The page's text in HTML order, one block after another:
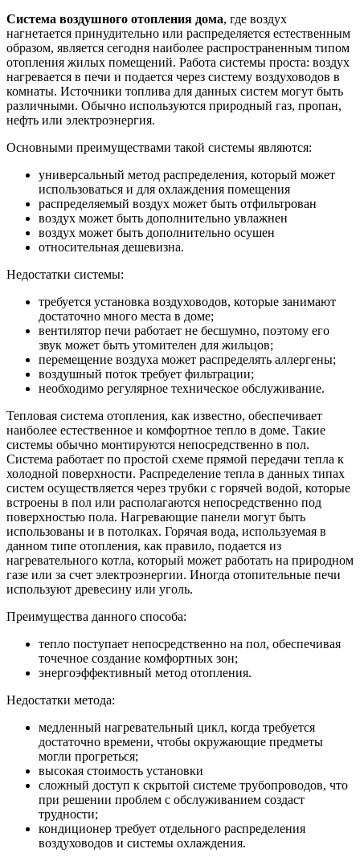
Система воздушного отопления дома, где воздух
нагнетается принудительно или распределяется естественным
образом, является сегодня наиболее распространенным типом
отопления жилых помещений. Работа системы проста: воздух
нагревается в печи и подается через систему воздуховодов в
комнаты. Источники топлива для данных систем могут быть
различными. Обычно используются природный газ, пропан,
нефть или электроэнергия.
Основными преимуществами такой системы являются:
универсальный метод распределения, который может
использоваться и для охлаждения помещения
распределяемый воздух может быть отфильтрован
воздух может быть дополнительно увлажнен
воздух может быть дополнительно осушен
относительная дешевизна.
Недостатки системы:
требуется установка воздуховодов, которые занимают
достаточно много места в доме;
вентилятор печи работает не бесшумно, поэтому его
звук может быть утомителен для жильцов;
перемещение воздуха может распределять аллергены;
воздушный поток требует фильтрации;
необходимо регулярное техническое обслуживание.
Тепловая система отопления, как известно, обеспечивает
наиболее естественное и комфортное тепло в доме. Такие
системы обычно монтируются непосредственно в пол.
Система работает по простой схеме прямой передачи тепла к
холодной поверхности. Распределение тепла в данных типах
систем осуществляется через трубки с горячей водой, которые
встроены в пол или располагаются непосредственно под
поверхностью пола. Нагревающие панели могут быть
использованы и в потолках. Горячая вода, используемая в
данном типе отопления, как правило, подается из
нагревательного котла, который может работать на природном
газе или за счет электроэнергии. Иногда отопительные печи
используют древесину или уголь.
Преимущества данного способа:
тепло поступает непосредственно на пол, обеспечивая
точечное создание комфортных зон;
энергоэффективный метод отопления.
Недостатки метода:
медленный нагревательный цикл, когда требуется
достаточно времени, чтобы окружающие предметы
могли прогреться;
высокая стоимость установки
сложный доступ к скрытой системе трубопроводов, что
при решении проблем с обслуживанием создаст
трудности;
кондиционер требует отдельного распределения
воздуховодов и системы охлаждения.